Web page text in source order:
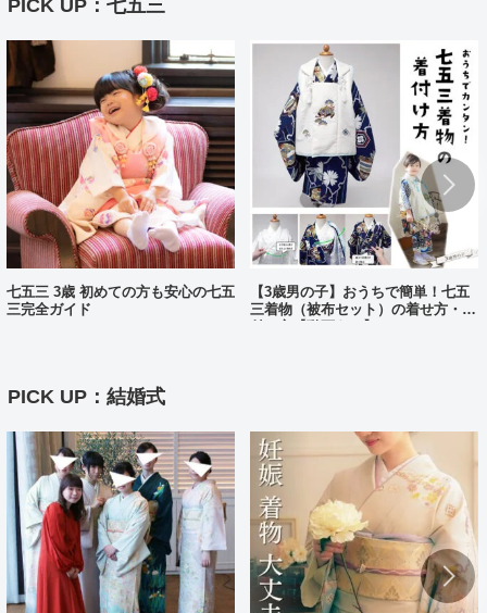
PICK UP：七五三
七五三 3歳 初めての方も安心の七五
三完全ガイド
【3歳男の子】おうちで簡単！七五
三着物（被布セット）の着せ方・着
PICK UP：結婚式